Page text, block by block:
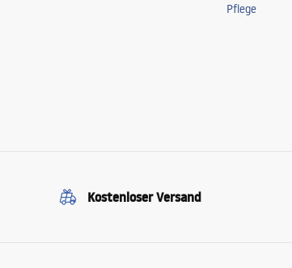
Pflege
Kostenloser Versand